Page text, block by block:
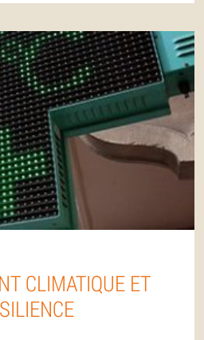
CLIMATIQUE ET